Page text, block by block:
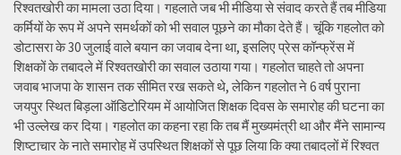
रिश्वतखोरी का मामला उठा दिया। गहलाते जब भी मीडिया से संवाद करते हैं तब मीडिया
कर्मियों के रूप में अपने समर्थकों को भी सवाल पूछने का मौका देते हैं। चूंकि गहलोत को
डोटासरा के 30 जुलाई वाले बयान का जवाब देना था, इसलिए प्रेस कॉन्फ्रेंस में
शिक्षकों के तबादले में रिश्वतखोरी का सवाल उठाया गया। गहलोत चाहते तो अपना
जवाब भाजपा के शासन तक सीमित रख सकते थे, लेकिन गहलोत ने 6 वर्ष पुराना
जयपुर स्थित बिड़ला ऑडिटोरियम में आयोजित शिक्षक दिवस के समारोह की घटना का
भी उल्लेख कर दिया। गहलोत का कहना रहा कि तब मैं मुख्यमंत्री था और मैंने सामान्य
शिष्टाचार के नाते समारोह में उपस्थित शिक्षकों से पूछ लिया कि क्या तबादलों में रिश्वत